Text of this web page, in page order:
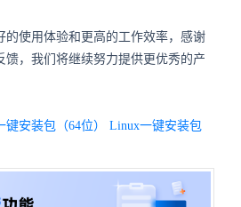
的使用体验和更高的工作效率，感谢
馈，我们将继续努力提供更优秀的产
键安装包（64位）
Linux一键安装包